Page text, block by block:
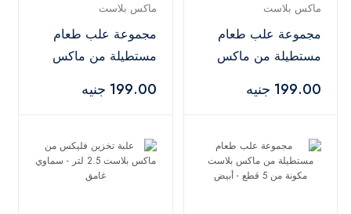
ماكس بلاست
مجموعة علب طعام
مستطيلة من ماكس
قطع - سماوي غامق
199.00 جنيه
ماكس بلاست
مجموعة علب طعام
مستطيلة من ماكس
قطع - رمادي
199.00 جنيه